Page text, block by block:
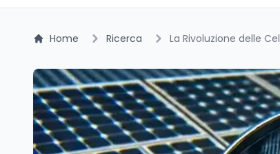
Home Ricerca